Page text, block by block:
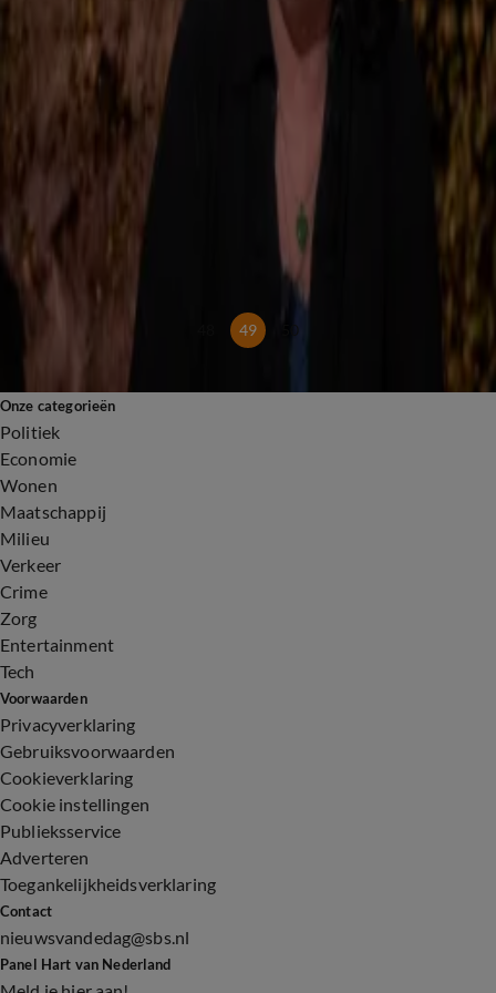
'Turkse Nederlanders die Erdogan steunen moeten terug naar Turkije'
27 mrt 2025, 19:18
'Door de toeslagenaffaire is onze familie uit elkaar gevallen'
27 mrt 2025, 19:14
26 mrt 2025, 19:31
'Volkomen waanzin dat VS Groenland wil kopen'
Dreiging uit Rusland: investeren in defensie of niet?
49 50
Onze categorieën
Politiek
Economie
Wonen
Maatschappij
Milieu
Verkeer
Crime
Zorg
Entertainment
Tech
Voorwaarden
Privacyverklaring
Gebruiksvoorwaarden
Cookieverklaring
Cookie instellingen
Publieksservice
Adverteren
Toegankelijkheidsverklaring
Contact
nieuwsvandedag@sbs.nl
Panel Hart van Nederland